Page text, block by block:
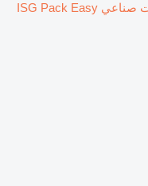
جديد روبوت صناعي ISG Pack Easy